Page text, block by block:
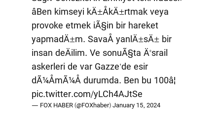
âBen kimseyi kÄ±ÅkÄ±rtmak veya
provoke etmek iÃ§in bir hareket
yapmadÄ±m. SavaÅ yanlÄ±sÄ± bir
insan deÄilim. Ve sonuÃ§ta Ä°srail
askerleri de var Gazze'de esir
dÃ¼ÅmÃ¼Å durumda. Ben bu 100â¦
pic.twitter.com/yLCh4AJtSe
— FOX HABER (@FOXhaber)January 15, 2024